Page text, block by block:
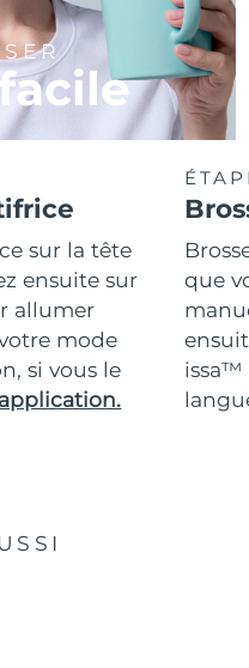
sur la tête
ensuite sur
allumer
mode
si vous le
que
issa™